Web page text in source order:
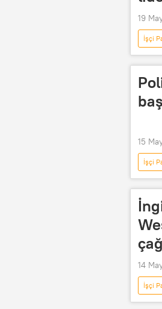
19
İşçi
15
İşçi
14
İşçi